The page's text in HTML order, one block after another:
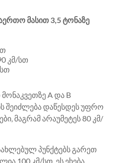
მასით 3,5 ტონაზე
კმ/სთ
A და B
შეიძლება დაწესდეს უფრო
მაგრამ არაუმეტეს 80 კმ/
პუნქტებს გარეთ
100 კმ/სთ, ეს ეხება